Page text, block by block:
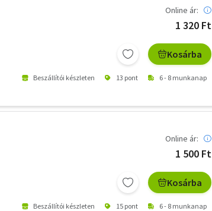
Online ár:
1 320 Ft
Kosárba
Beszállítói készleten 13 pont 6 - 8 munkanap
Online ár:
1 500 Ft
Kosárba
Beszállítói készleten 15 pont 6 - 8 munkanap